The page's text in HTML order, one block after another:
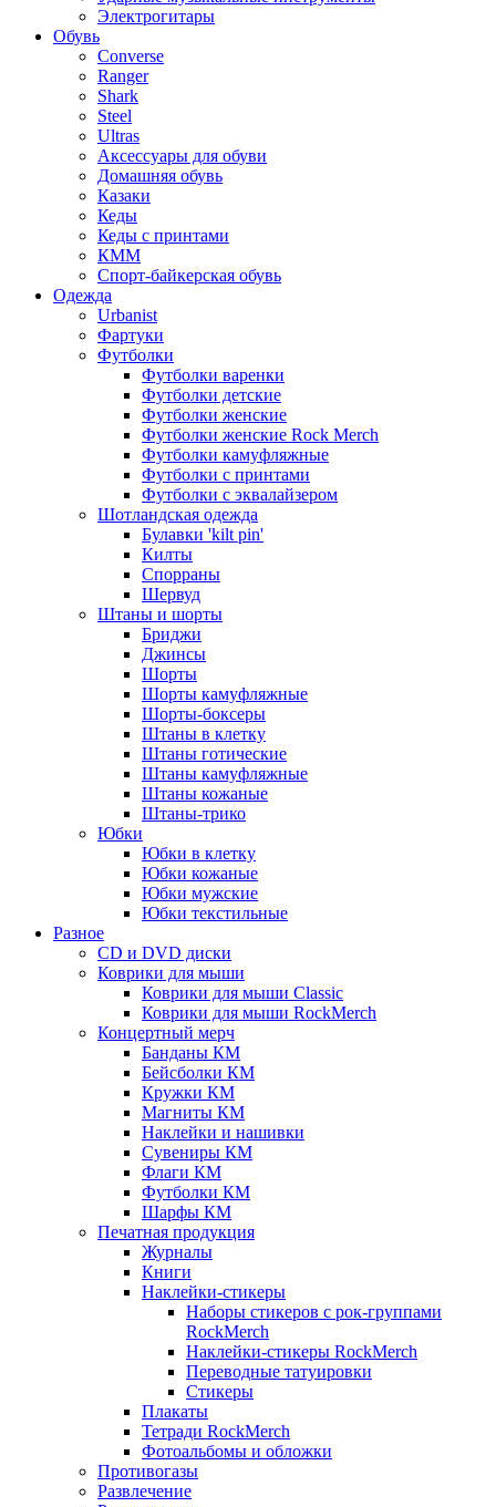
Электрогитары
Обувь
Converse
Ranger
Shark
Steel
Ultras
Аксессуары для обуви
Домашняя обувь
Казаки
Кеды
Кеды с принтами
КММ
Спорт-байкерская обувь
Одежда
Urbanist
Фартуки
Футболки
Футболки варенки
Футболки детские
Футболки женские
Футболки женские Rock Merch
Футболки камуфляжные
Футболки с принтами
Футболки с эквалайзером
Шотландская одежда
Булавки 'kilt pin'
Килты
Спорраны
Шервуд
Штаны и шорты
Бриджи
Джинсы
Шорты
Шорты камуфляжные
Шорты-боксеры
Штаны в клетку
Штаны готические
Штаны камуфляжные
Штаны кожаные
Штаны-трико
Юбки
Юбки в клетку
Юбки кожаные
Юбки мужские
Юбки текстильные
Разное
CD и DVD диски
Коврики для мыши
Коврики для мыши Classic
Коврики для мыши RockMerch
Концертный мерч
Банданы КМ
Бейсболки КМ
Кружки КМ
Магниты КМ
Наклейки и нашивки
Сувениры КМ
Флаги КМ
Футболки КМ
Шарфы КМ
Печатная продукция
Журналы
Книги
Наклейки-стикеры
Наборы стикеров с рок-группами
RockMerch
Наклейки-стикеры RockMerch
Переводные татуировки
Стикеры
Плакаты
Тетради RockMerch
Фотоальбомы и обложки
Противогазы
Развлечение